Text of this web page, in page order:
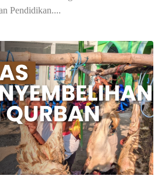
Pendidikan....